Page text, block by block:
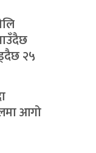
२५
आगो